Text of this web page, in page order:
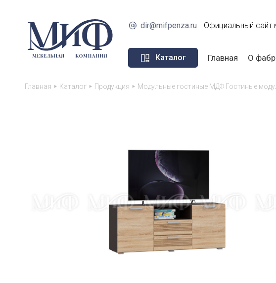
dir@mifpenza.ru Официальный
Каталог Главная О
Главная Каталог Продукция Модульные гостиные МДФ Гостиные